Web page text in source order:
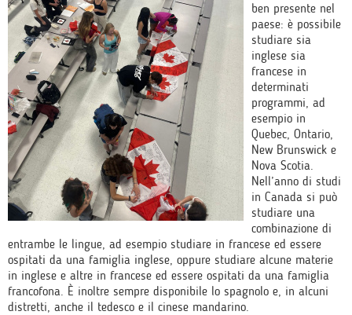
ben presente nel
paese: è possibile
studiare sia
inglese sia
francese in
determinati
programmi, ad
esempio in
Quebec, Ontario,
New Brunswick e
Nova Scotia.
Nell’anno di studi
in Canada si può
studiare una
combinazione di
entrambe le lingue, ad esempio studiare in francese ed essere
ospitati da una famiglia inglese, oppure studiare alcune materie
in inglese e altre in francese ed essere ospitati da una famiglia
francofona. È inoltre sempre disponibile lo spagnolo e, in alcuni
distretti, anche il tedesco e il cinese mandarino.